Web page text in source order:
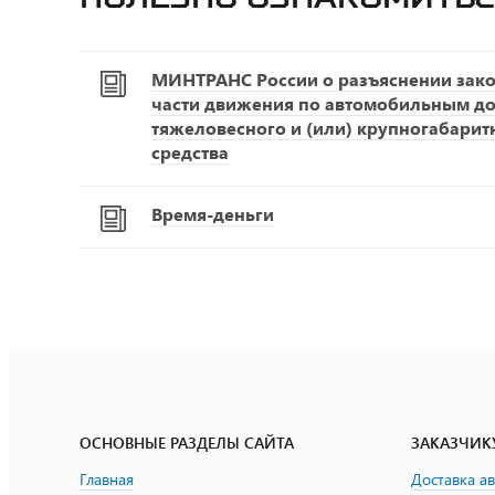
МИНТРАНС России о разъяснении
части движения по автомобильным
тяжеловесного и (или)
средства
Время-деньги
ОСНОВНЫЕ РАЗДЕЛЫ САЙТА
Главная
Доставка